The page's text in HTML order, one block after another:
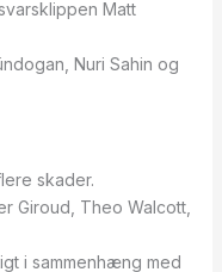
Matt
Nuri Sahin og
skader.
Giroud, Theo Walcott,
i sammenhæng med